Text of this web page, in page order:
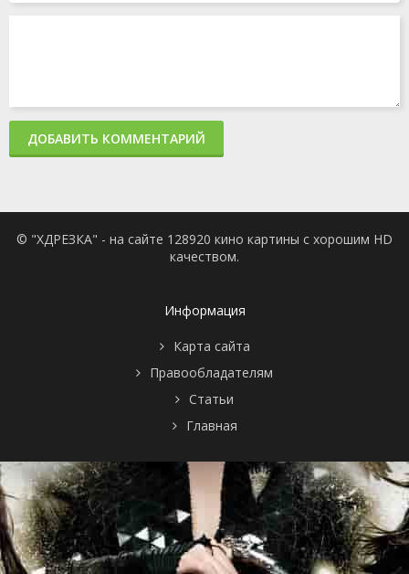
ДОБАВИТЬ КОММЕНТАРИЙ
© "ХДРЕЗКА" - на сайте 128920 кино картины с хорошим HD
качеством.
Информация
Карта сайта
Правообладателям
Статьи
Главная